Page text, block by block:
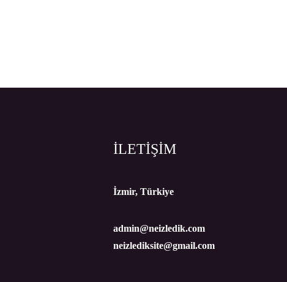
İLETİŞİM
İzmir, Türkiye
admin@neizledik.com
neizlediksite@gmail.com